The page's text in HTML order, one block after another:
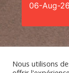
06-Aug-
Nous utilisons